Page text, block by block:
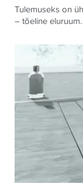
Tulemuseks on
– tõeline eluruum.